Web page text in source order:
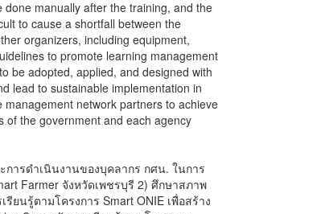
manually after the training, and the
to cause a shortfall between the
organizers, including equipment,
to promote learning management
be adopted, applied, and designed with
lead to sustainable implementation in
network partners to achieve
of the government and each agency
ารดำเนินงานของบุคลากร กศน. ในการ
Farmer จังหวัดเพชรบุรี 2) ศึกษาสภาพ
ยนรู้ตามโครงการ Smart ONIE เพื่อสร้าง